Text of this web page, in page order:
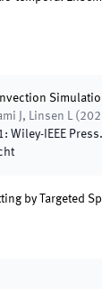
J, Linsen L(
: Wiley-IEEE Press.
by Targeted